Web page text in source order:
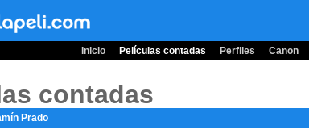
Inicio Películas contadas Perfiles Canon
contadas
Prado